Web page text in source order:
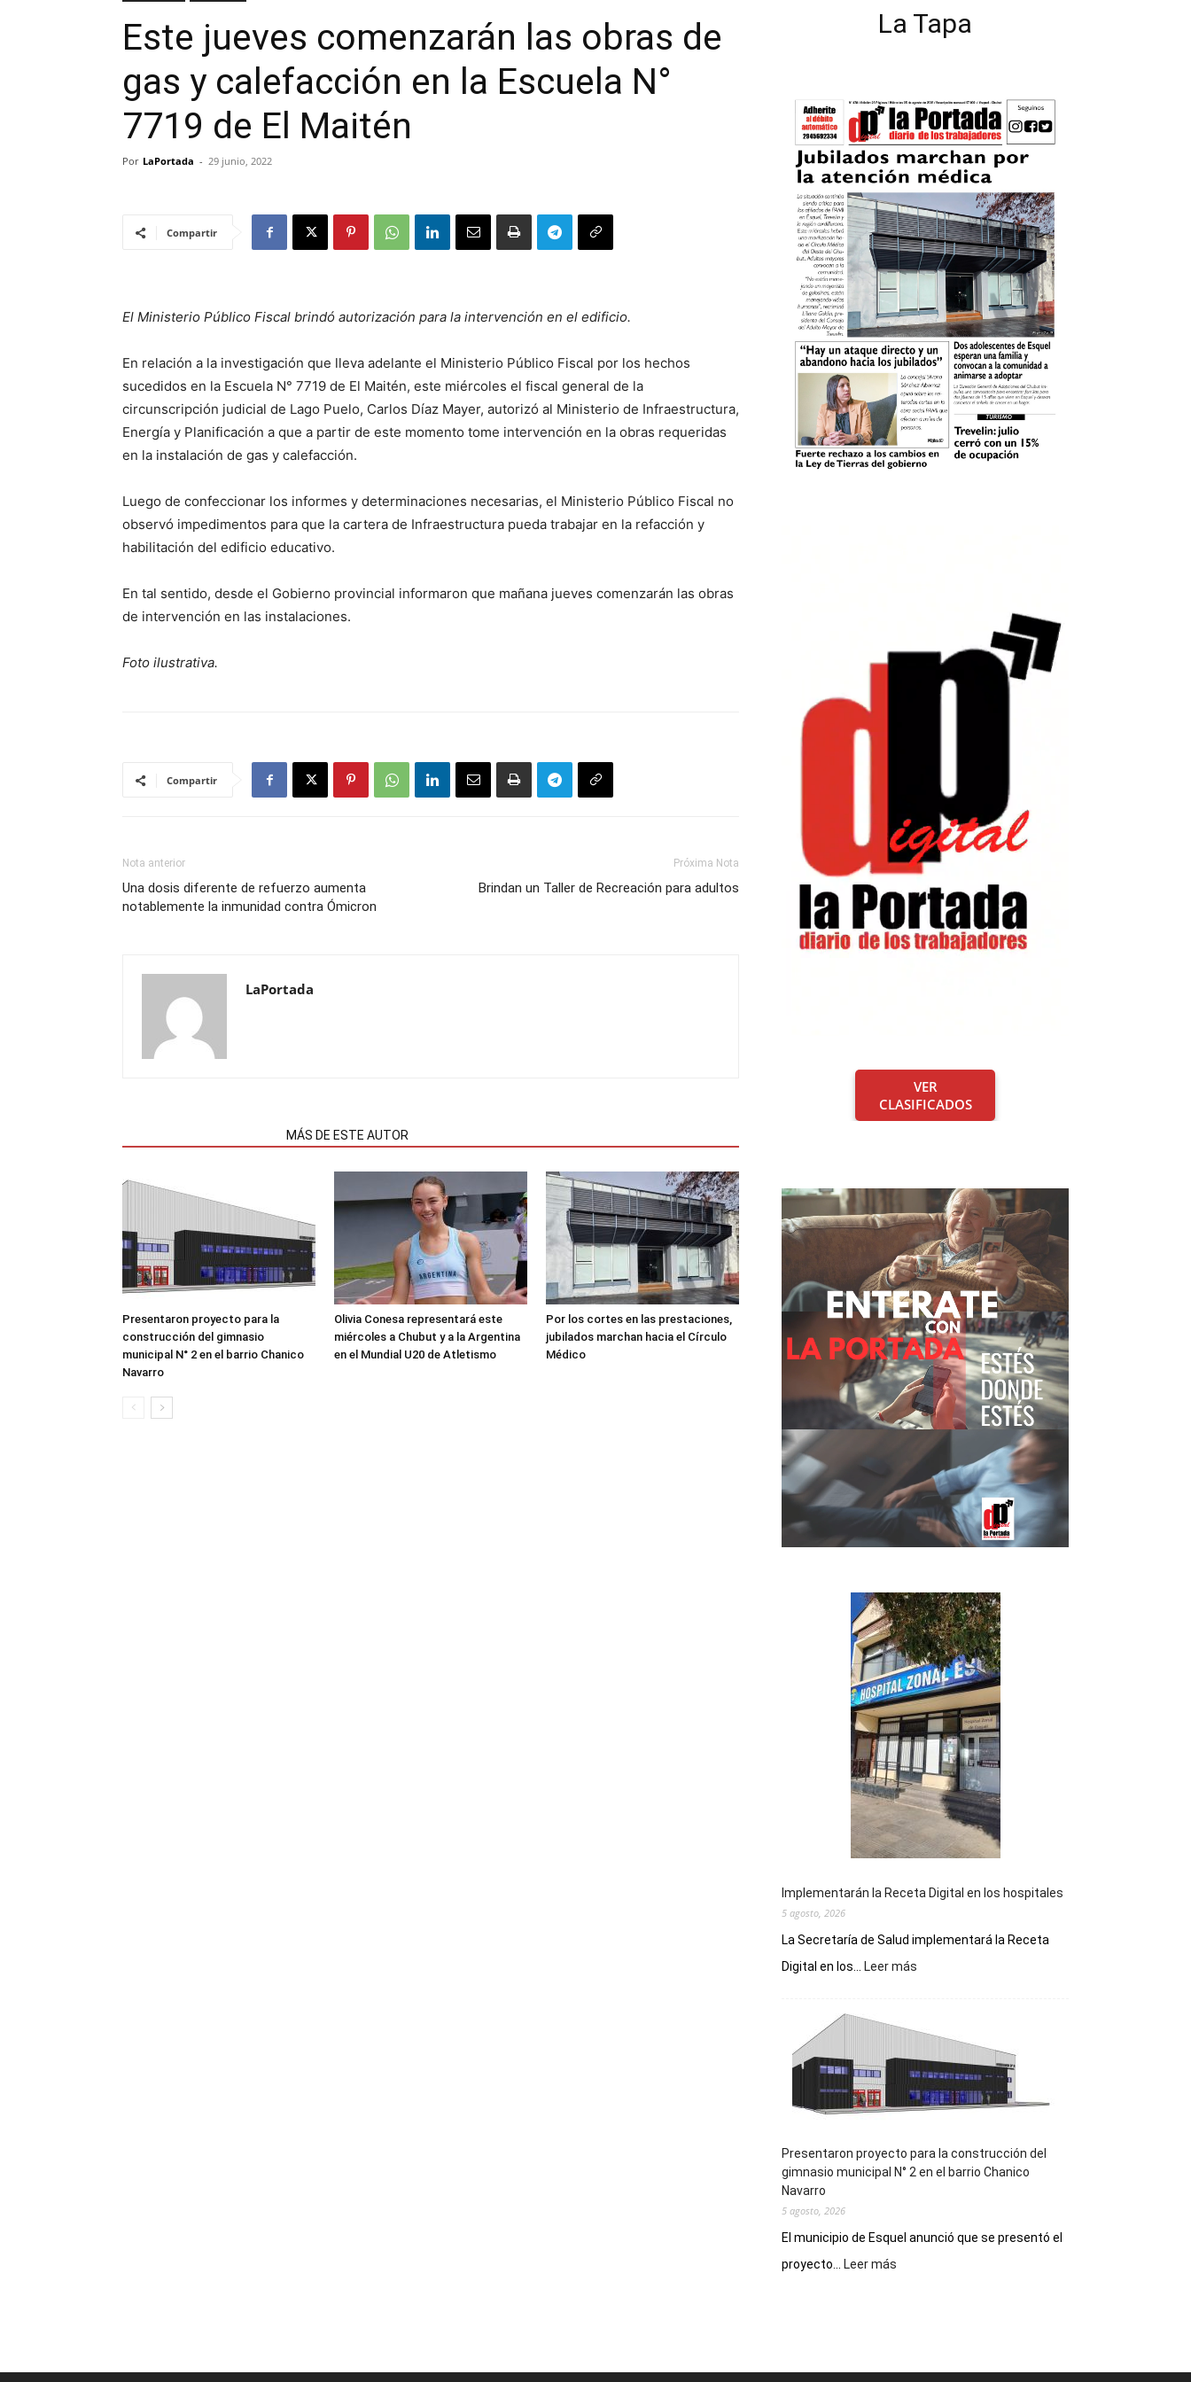
Este jueves comenzarán las obras de
gas y calefacción en la Escuela N°
7719 de El Maitén
Por LaPortada - 29 junio, 2022
Compartir
El Ministerio Público Fiscal brindó autorización para la intervención en el edificio.
En relación a la investigación que lleva adelante el Ministerio Público Fiscal por los hechos
sucedidos en la Escuela N° 7719 de El Maitén, este miércoles el fiscal general de la
circunscripción judicial de Lago Puelo, Carlos Díaz Mayer, autorizó al Ministerio de Infraestructura,
Energía y Planificación a que a partir de este momento tome intervención en la obras requeridas
en la instalación de gas y calefacción.
Luego de confeccionar los informes y determinaciones necesarias, el Ministerio Público Fiscal no
observó impedimentos para que la cartera de Infraestructura pueda trabajar en la refacción y
habilitación del edificio educativo.
En tal sentido, desde el Gobierno provincial informaron que mañana jueves comenzarán las obras
de intervención en las instalaciones.
Foto ilustrativa.
Compartir
Nota anterior
Una dosis diferente de refuerzo aumenta
notablemente la inmunidad contra Ómicron
Próxima Nota
Brindan un Taller de Recreación para adultos
LaPortada
MÁS DE ESTE AUTOR
Presentaron proyecto para la
construcción del gimnasio
municipal N° 2 en el barrio Chanico
Navarro
Olivia Conesa representará este
miércoles a Chubut y a la Argentina
en el Mundial U20 de Atletismo
Por los cortes en las prestaciones,
jubilados marchan hacia el Círculo
Médico
La Tapa
VER
CLASIFICADOS
Implementarán la Receta Digital en los hospitales
5 agosto, 2026
La Secretaría de Salud implementará la Receta
Digital en los...
Leer más
Digital
en
los
hospitales
Presentaron proyecto para la construcción del
gimnasio municipal N° 2 en el barrio Chanico
Navarro
5 agosto, 2026
El municipio de Esquel anunció que se presentó el
proyecto...
Leer más
del